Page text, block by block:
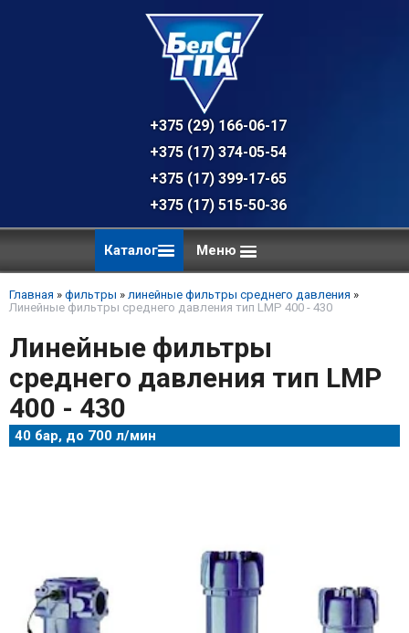
+375 (29) 166-06-17 - техническая
+375 (17) 374-05-54 - общий отдел,
+375 (17) 399-17-65
+375 (17) 515-50-36
Каталог Меню
Главная » фильтры » линейные фильтры среднего давления »
Линейные фильтры среднего давления тип LMP 400 - 430
Линейные фильтры
среднего давления тип LMP
400 - 430
40 бар, до 700 л/мин